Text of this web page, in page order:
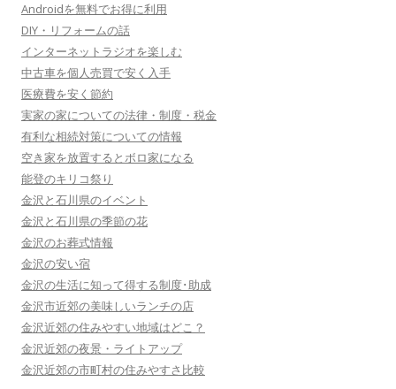
Androidを無料でお得に利用
DIY・リフォームの話
インターネットラジオを楽しむ
中古車を個人売買で安く入手
医療費を安く節約
実家の家についての法律・制度・税金
有利な相続対策についての情報
空き家を放置するとボロ家になる
能登のキリコ祭り
金沢と石川県のイベント
金沢と石川県の季節の花
金沢のお葬式情報
金沢の安い宿
金沢の生活に知って得する制度･助成
金沢市近郊の美味しいランチの店
金沢近郊の住みやすい地域はどこ？
金沢近郊の夜景・ライトアップ
金沢近郊の市町村の住みやすさ比較